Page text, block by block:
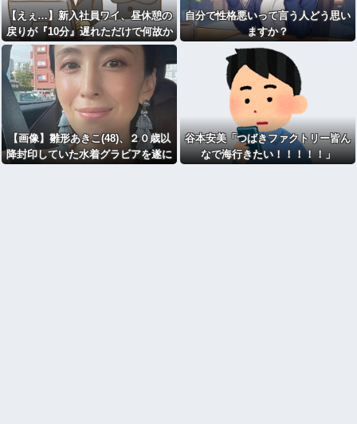
【えぇ…】新入社員ワイ、昼休憩の
戻りが『10分』遅れただけで何故か
上司からめちゃ怒られるｗｗｗ
自分で性格悪いって言う人どう思い
ますか？
【画像】雛形あきこ(48)、２０歳以
降封印していた水着グラビアを遂に
谷本安美「つばきファクトリー皆ん
なで海行きたい！！！！！」